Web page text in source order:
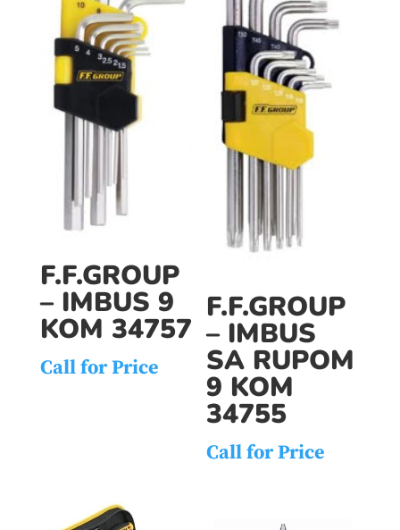
F.F.GROUP
– IMBUS 9
KOM 34757
Call for Price
F.F.GROUP
– IMBUS
SA RUPOM
9 KOM
34755
Call for Price